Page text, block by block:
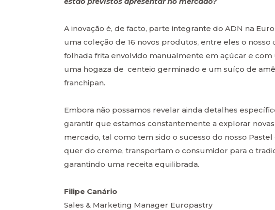
A inovação é, de facto, parte integrante do ADN na
uma coleção de 16 novos produtos, entre eles o nosso
folhada frita envolvido manualmente em açúcar e
uma hogaza de centeio germinado e um suíço de
franchipan.
Embora não possamos revelar ainda detalhes
garantir que estamos constantemente a explorar
mercado, tal como tem sido o sucesso do nosso
quer do creme, transportam o consumidor para o
garantindo uma receita equilibrada.
Filipe Canário
Sales & Marketing Manager Europastry